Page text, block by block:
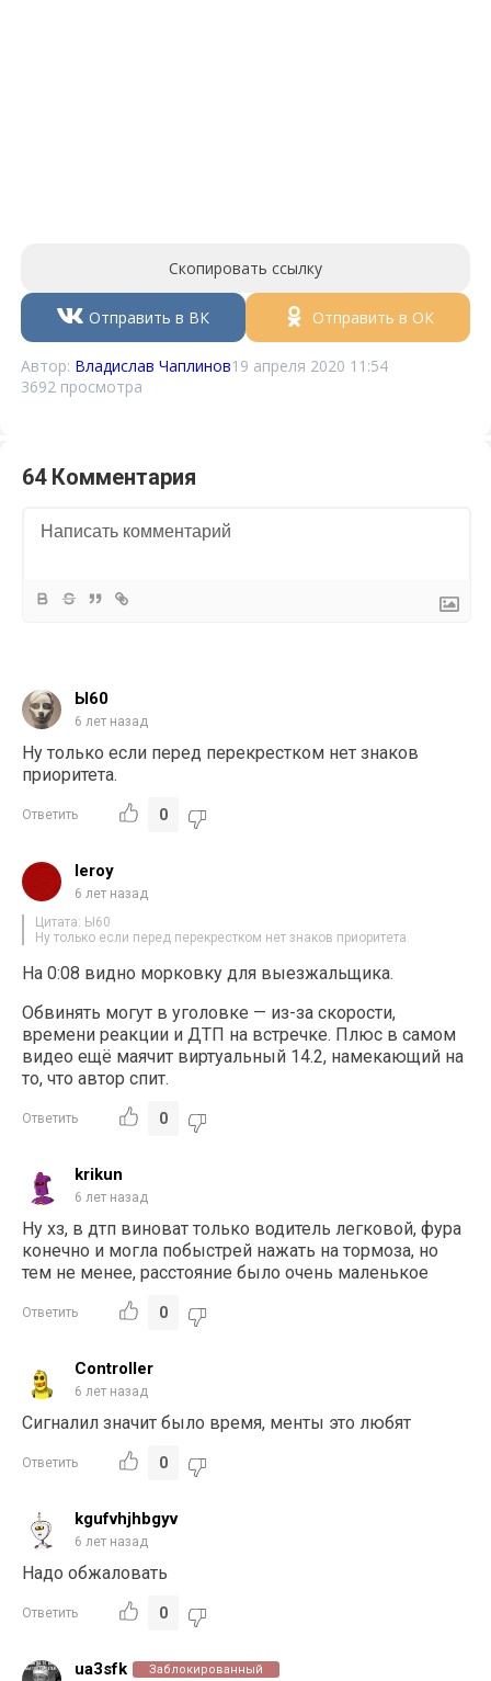
Скопировать ссылку
Отправить в ВК Отправить в ОК
Автор: Владислав Чаплинов19 апреля 2020 11:54
3692 просмотра
64 Комментария
Ы60
6 лет назад
Ну только если перед перекрестком нет знаков
приоритета.
Ответить 0
leroy
6 лет назад
Цитата: Ы60
Ну только если перед перекрестком нет знаков приоритета.
На 0:08 видно морковку для выезжальщика.
Обвинять могут в уголовке — из-за скорости,
времени реакции и ДТП на встречке. Плюс в самом
видео ещё маячит виртуальный 14.2, намекающий на
то, что автор спит.
Ответить 0
krikun
6 лет назад
Ну хз, в дтп виноват только водитель легковой, фура
конечно и могла побыстрей нажать на тормоза, но
тем не менее, расстояние было очень маленькое
Ответить 0
Controller
6 лет назад
Сигналил значит было время, менты это любят
Ответить 0
kgufvhjhbgyv
6 лет назад
Надо обжаловать
Ответить 0
ua3sfk Заблокированный